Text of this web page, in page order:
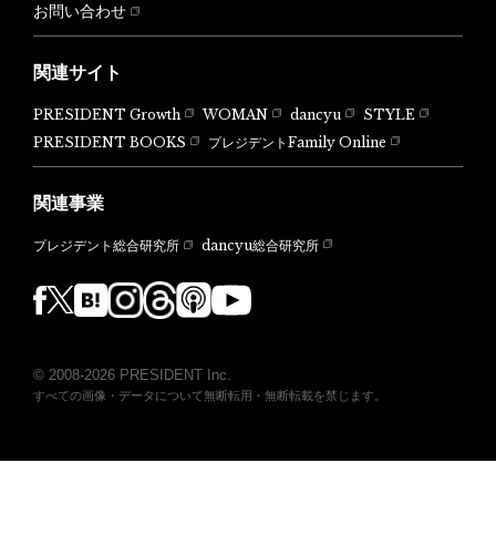
お問い合わせ
関連サイト
PRESIDENT Growth WOMAN dancyu
STYLE
PRESIDENT BOOKS
プレジデントFamily Online
関連事業
プレジデント総合研究所 dancyu総合研究所
© 2008-2026 PRESIDENT Inc.
すべての画像・データについて無断転用・無断転載を禁じます。